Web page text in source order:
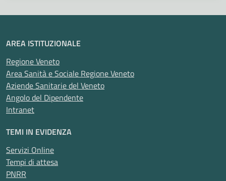
AREA ISTITUZIONALE
Regione Veneto
Area Sanità e Sociale Regione Veneto
Aziende Sanitarie del Veneto
Angolo del Dipendente
Intranet
TEMI IN EVIDENZA
Servizi Online
Tempi di attesa
PNRR